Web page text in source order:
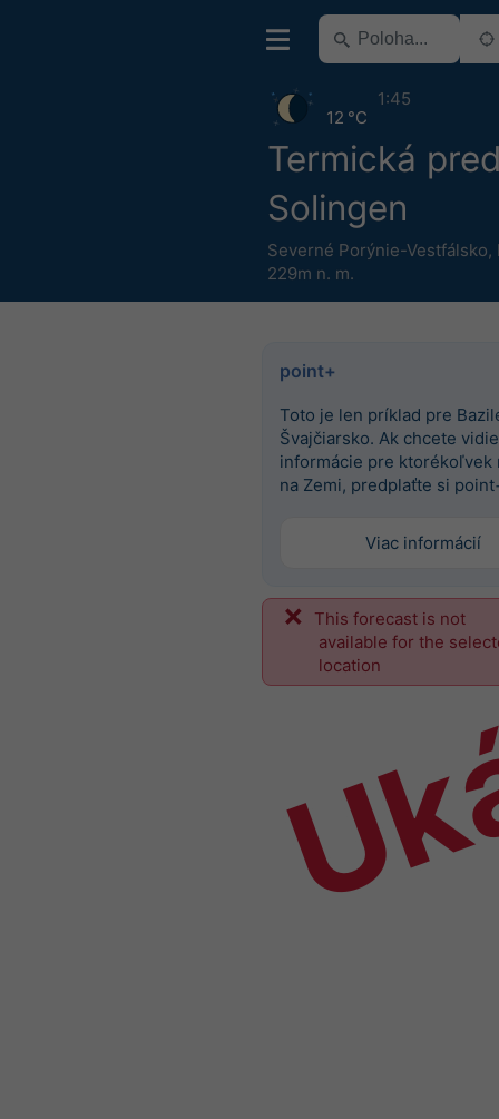
Termická
Solingen
Severné Porýnie-Vestfálsko,
229m n. m.
12 °C
1:45
point+
Toto je len príklad pre
Švajčiarsko. Ak chcete
informácie pre ktorékoľvek
na Zemi, predplaťte si
Viac informácií
This forecast is not
available for the
location